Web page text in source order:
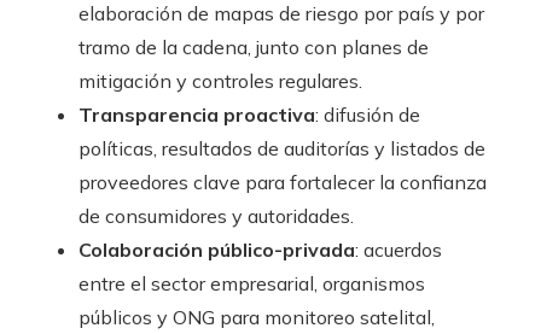
elaboración de mapas de riesgo por país y por
tramo de la cadena, junto con planes de
mitigación y controles regulares.
Transparencia proactiva: difusión de
políticas, resultados de auditorías y listados de
proveedores clave para fortalecer la confianza
de consumidores y autoridades.
Colaboración público-privada: acuerdos
entre el sector empresarial, organismos
públicos y ONG para monitoreo satelital,